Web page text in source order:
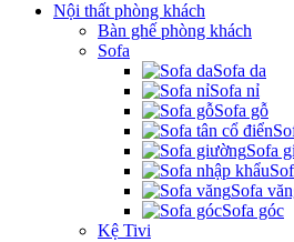
Nội thất phòng khách
Bàn ghế phòng khách
Sofa
Sofa da
Sofa nỉ
Sofa gỗ
Sofa
Sofa
Sofa góc
Kệ Tivi